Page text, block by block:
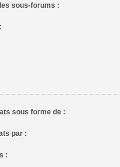
sous-forums :
sous forme de :
par :
: